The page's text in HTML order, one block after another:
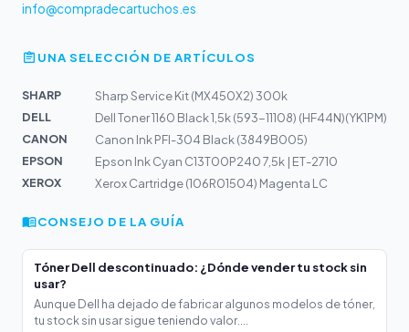
info@compradecartuchos.es
UNA SELECCIÓN DE ARTÍCULOS
SHARP
Sharp Service Kit (MX450X2) 300k
DELL
Dell Toner 1160 Black 1,5k (593-11108) (HF44N)(YK1PM)
CANON
Canon Ink PFI-304 Black (3849B005)
EPSON
Epson Ink Cyan C13T00P240 7,5k | ET-2710
XEROX
Xerox Cartridge (106R01504) Magenta LC
CONSEJO DE LA GUÍA
Tóner Dell descontinuado: ¿Dónde vender tu stock sin
usar?
Aunque Dell ha dejado de fabricar algunos modelos de tóner,
tu stock sin usar sigue teniendo valor....